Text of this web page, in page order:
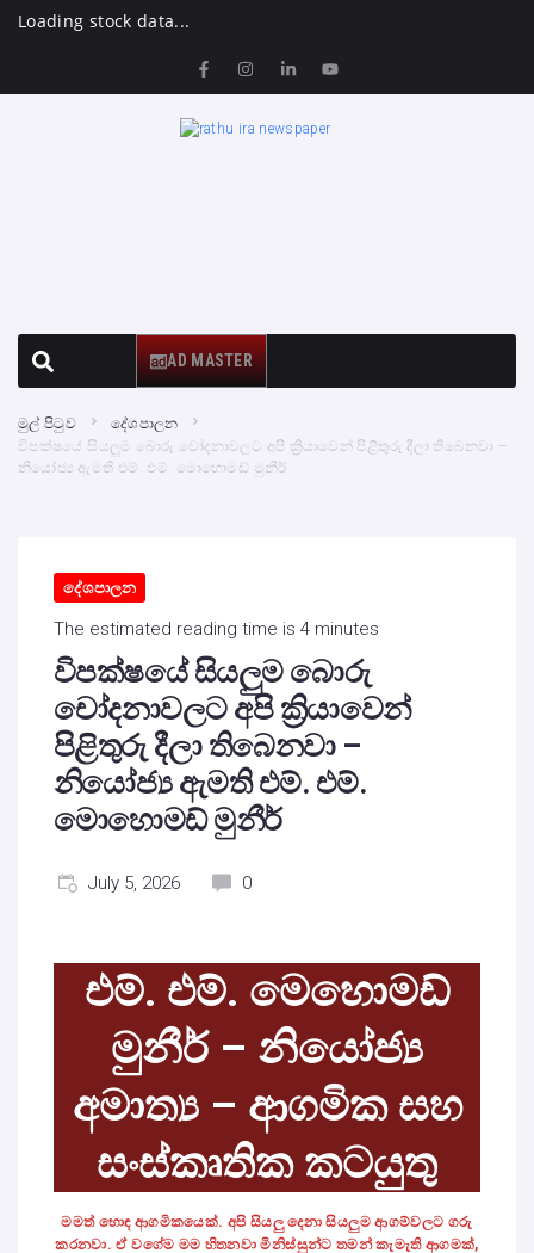
Loading stock data...
AD MASTER
මුල් පිටුව
දේශපාලන
විපක්ෂයේ සියලුම බොරු චෝදනාවලට අපි ක්‍රියාවෙන් පිළිතුරු දීලා තිබෙනවා –
නියෝජ්‍ය ඇමති එම්. එම්. මොහොමඩ් මුනීර්
දේශපාලන
The estimated reading time is 4 minutes
විපක්ෂයේ සියලුම බොරු
චෝදනාවලට අපි ක්‍රියාවෙන්
පිළිතුරු දීලා තිබෙනවා –
නියෝජ්‍ය ඇමති එම්. එම්.
මොහොමඩ් මුනීර්
July 5, 2026 0
එම්. එම්. මෙහොමඩ්
මුනීර් – නියෝජ්‍ය
අමාත්‍ය – ආගමික සහ
සංස්කෘතික කටයුතු
මමත් හොඳ ආගමිකයෙක්. අපි සියලු දෙනා සියලුම ආගම්වලට ගරු
කරනවා. ඒ වගේම මම හිතනවා මිනිස්සුන්ට තමන් කැමැති ආගමක්,